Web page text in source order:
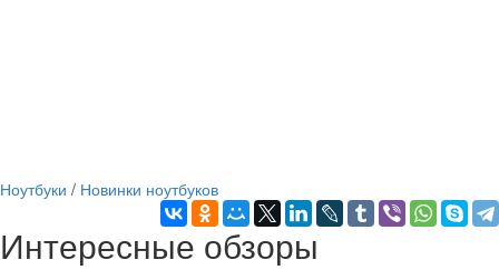
Ноутбуки / Новинки ноутбуков
Интересные обзоры